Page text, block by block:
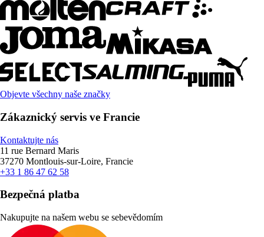
Objevte všechny naše značky
Zákaznický servis ve Francie
Kontaktujte nás
11 rue Bernard Maris
37270 Montlouis-sur-Loire, Francie
+33 1 86 47 62 58
Bezpečná platba
Nakupujte na našem webu se sebevědomím